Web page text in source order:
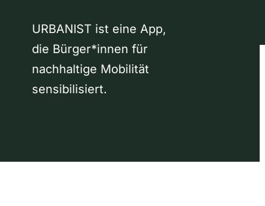
URBANIST ist eine App,
die Bürger*innen für
nachhaltige Mobilität
sensibilisiert.